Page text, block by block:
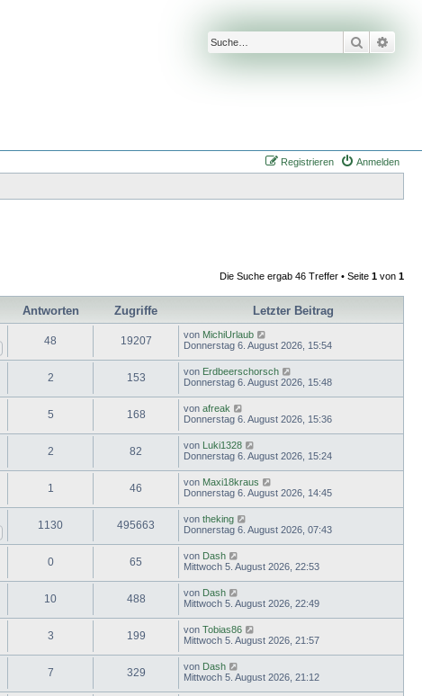
Suche
Anmelden
Registrieren
Die Suche ergab 46 Treffer • Seite 1 von 1
Antworten Zugriffe
Letzter Beitrag
48 19207 von MichiUrlaub
Donnerstag 6. August 2026, 15:54
2 153 von Erdbeerschorsch
Donnerstag 6. August 2026, 15:48
5 168 von afreak
Donnerstag 6. August 2026, 15:36
2 82 von Luki1328
Donnerstag 6. August 2026, 15:24
1 46 von Maxi18kraus
Donnerstag 6. August 2026, 14:45
1130 495663 von theking
Donnerstag 6. August 2026, 07:43
0 65 von Dash
Mittwoch 5. August 2026, 22:53
10 488 von Dash
Mittwoch 5. August 2026, 22:49
3 199 von Tobias86
Mittwoch 5. August 2026, 21:57
7 329 von Dash
Mittwoch 5. August 2026, 21:12